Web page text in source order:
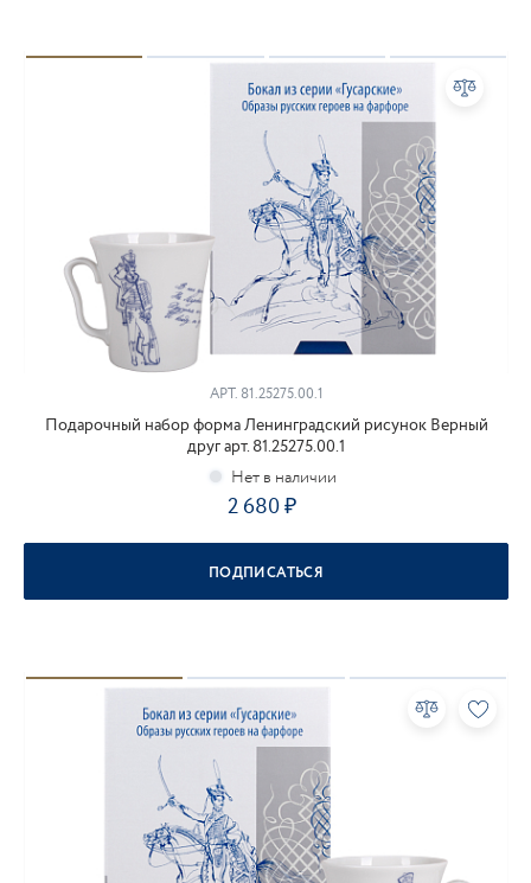
АРТ.81.25275.00.1
Подарочный набор форма Ленинградский рисунок Верный
друг арт. 81.25275.00.1
2 680
ПОДПИСАТЬСЯ